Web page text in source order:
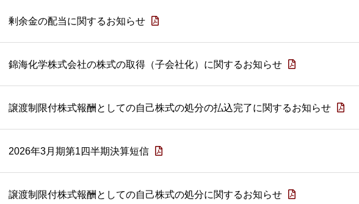
剰余金の配当に関するお知らせ
錦海化学株式会社の株式の取得（子会社化）に関するお知らせ
譲渡制限付株式報酬としての自己株式の処分の払込完了に関するお知らせ
2026年3月期第1四半期決算短信
譲渡制限付株式報酬としての自己株式の処分に関するお知らせ